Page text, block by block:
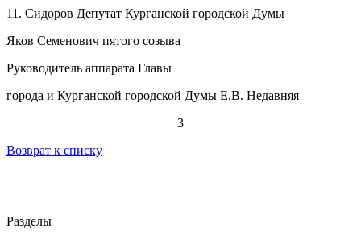
11 . Сидоров Депутат Курганской городской Думы
Яков Семенович пятого созыва
Руководитель аппарата Главы
города и Курганской городской Думы Е.В. Недавняя
3
Возврат к списку
Разделы